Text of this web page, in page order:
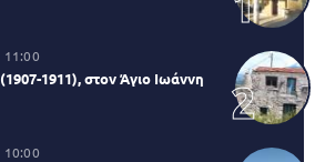
11:00
1911), στον Άγιο Ιωάννη
10:00